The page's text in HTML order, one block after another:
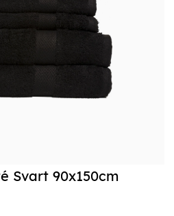
Svart 90x150cm